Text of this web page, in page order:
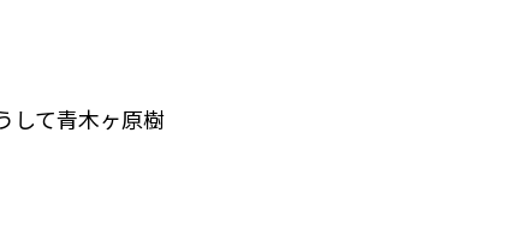
して青木ヶ原樹